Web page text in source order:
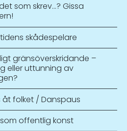
som skrev…? Gissa
skådespelare
gränsöverskridande –
eller uttunning av
åt folket / Danspaus
offentlig konst